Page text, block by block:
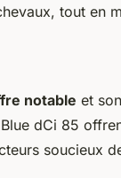
tout en
notable et
dCi 85
soucieux